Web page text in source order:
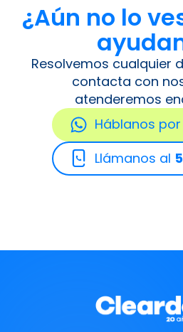
¿Aún no lo
Resolvemos cualquier
contacta con
atenderemos
Háblanos por
Llámanos al